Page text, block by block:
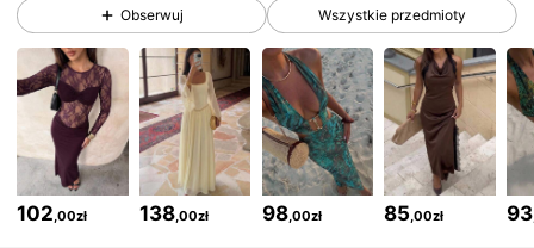
4,77 2.6M Obserwujący
4,77 2.6M Obserwujący
4,77 2.6M Obserwujący
Obserwuj Wszystkie przedmioty
102 ,00zł 138 ,00zł 98,00zł 85 ,00zł 93